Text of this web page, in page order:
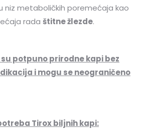
niz metaboličkih poremećaja kao
rada štitne žlezde.
potpuno prirodne kapi bez
i mogu se neograničeno
Tirox biljnih kapi: